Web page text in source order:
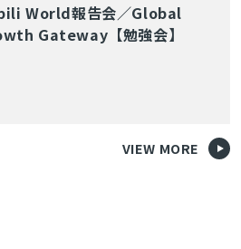
World報告会／Global
Gateway【勉強会】
VIEW MORE